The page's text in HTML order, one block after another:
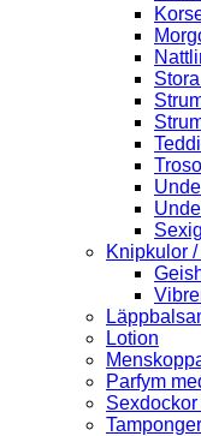
Knipkulor
Lotion
Parfym
Tamponger